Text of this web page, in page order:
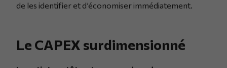
de les identifier et d’économiser immédiatement.
Le CAPEX surdimensionné